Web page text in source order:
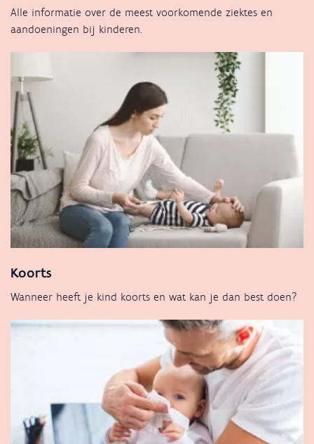
Alle informatie over de meest voorkomende ziektes en
aandoeningen bij kinderen.
Koorts
Wanneer heeft je kind koorts en wat kan je dan best doen?